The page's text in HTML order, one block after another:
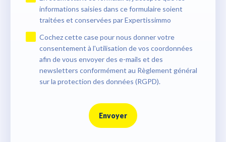
informations saisies dans ce formulaire soient
traitées et conservées par Expertissimmo
Cochez cette case pour nous donner votre
consentement à l'utilisation de vos coordonnées
afin de vous envoyer des e-mails et des
newsletters conformément au Règlement général
sur la protection des données (RGPD).
Envoyer